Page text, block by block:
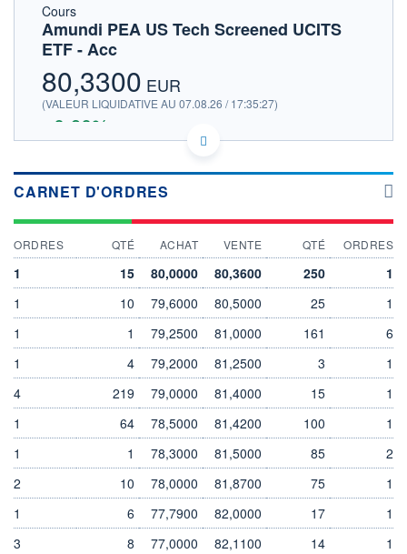
HISTORIQUE
Cours
Amundi PEA US Tech Screened UCITS
ETF - Acc
80,3300 EUR
(VALEUR LIQUIDATIVE AU 07.08.26 / 17:35:27)
+0,60%
80.33
FR0013412269 - Amundi Asset Management
EURONEXT PARIS DONNÉES TEMPS RÉEL
04/08 06/08
82
INDICE DE RÉFÉRENCE CATÉGORIE MORNINGSTAR
Actions Etats-Unis Gdes
Cap. Croissance
79,9000
CLÔTURE VEILLE
79,8500
80,3300
+ BAS
79,7200
VOLUME DERNIER ÉCHANGE
07.08.26 / 17:35:27
CARNET D'ORDRES
ORDRES QTÉ ACHAT VENTE QTÉ ORDRES
1 15 80,0000 80,3600 250
1
1
10 79,6000 80,5000 25
1
1
1 79,2500 81,0000 161
6
1
4 79,2000 81,2500 3
1
4
219 79,0000 81,4000 15
1
1
64 78,5000 81,4200 100
1
1
1 78,3000 81,5000 85
2
2
10 78,0000 81,8700 75
1
1
6 77,7900 82,0000 17
1
3
8 77,0000 82,1100 14
1